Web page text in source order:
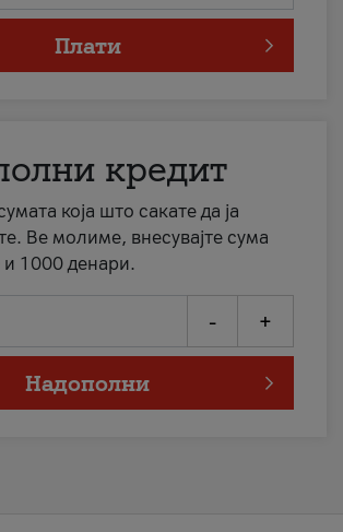
Плати
кредит
која што сакате да ја
Ве молиме, внесувајте сума
и 1000 денари.
- +
Надополни